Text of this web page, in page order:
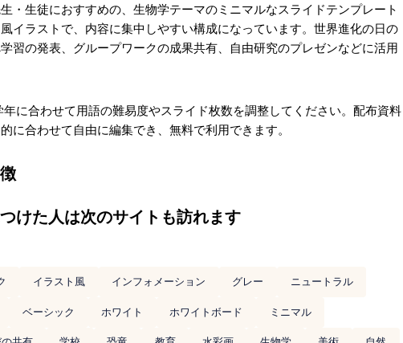
・生徒におすすめの、生物学テーマのミニマルなスライドテンプレート
イラストで、内容に集中しやすい構成になっています。世界進化の日の
習の発表、グループワークの成果共有、自由研究のプレゼンなどに活用
に合わせて用語の難易度やスライド枚数を調整してください。配布資料
に合わせて自由に編集でき、無料で利用できます。
けた人は次のサイトも訪れます
イラスト風 インフォメーション グレー
ニュートラル
ベーシック ホワイト ホワイトボード
ミニマル